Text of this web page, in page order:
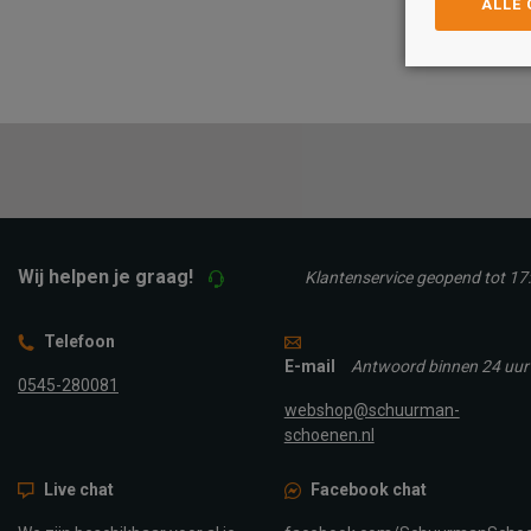
Wij helpen je graag! Klantenservice geopend tot
Telefoon
0545-280081
E-mail Antwoord binnen 24 uur
webshop@schuurman-
schoenen.nl
Facebook chat
Live chat
ALLE